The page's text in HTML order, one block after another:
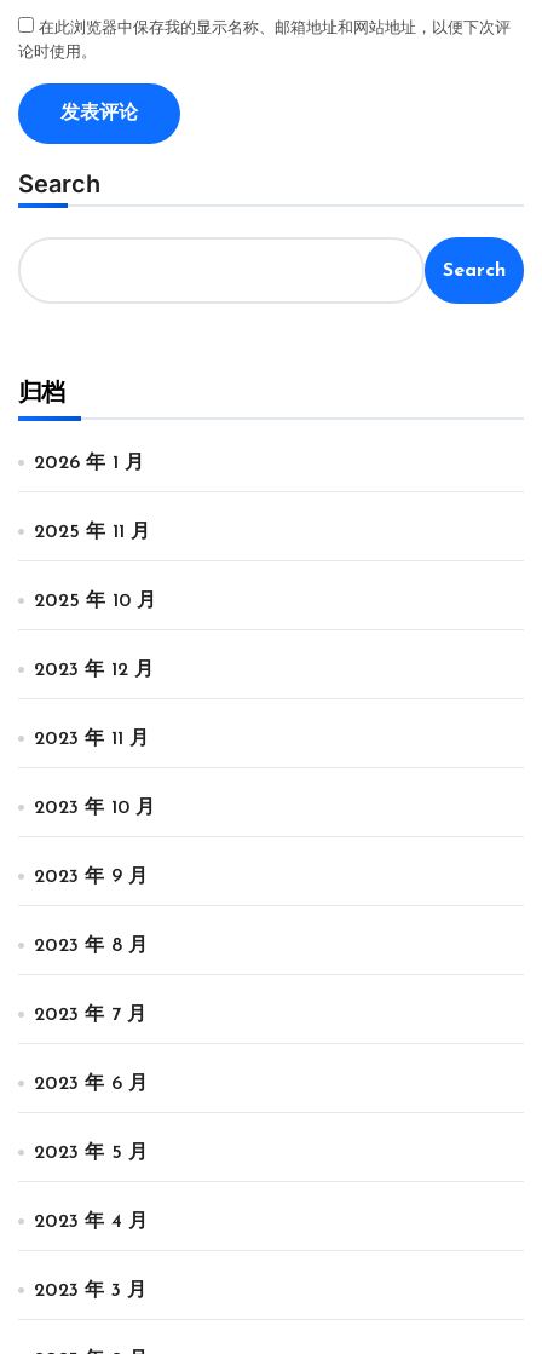
在此浏览器中保存我的显示名称、邮箱地址和网站地址，以便下次评
论时使用。
Search
Search
归档
2026 年 1 月
2025 年 11 月
2025 年 10 月
2023 年 12 月
2023 年 11 月
2023 年 10 月
2023 年 9 月
2023 年 8 月
2023 年 7 月
2023 年 6 月
2023 年 5 月
2023 年 4 月
2023 年 3 月